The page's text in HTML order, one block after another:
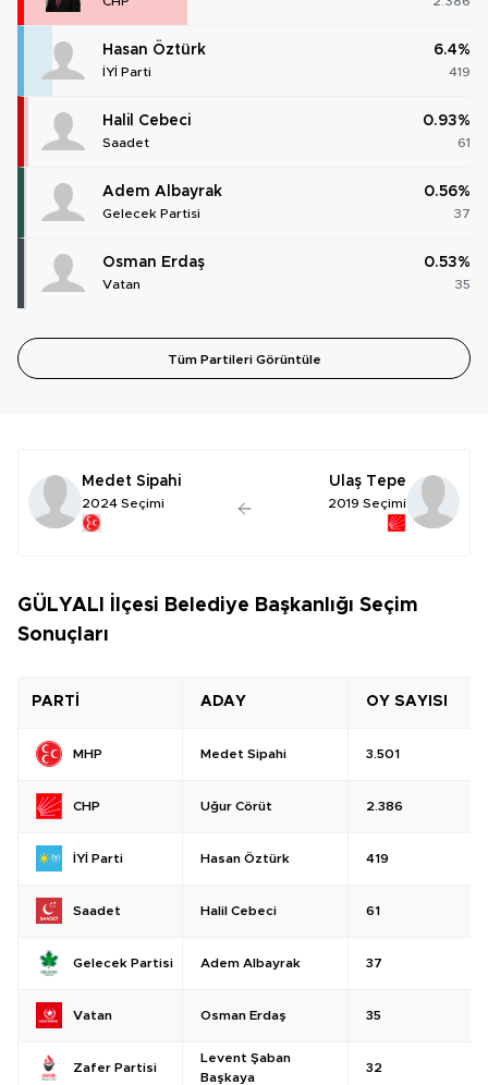
Hasan Öztürk
İYİ Parti
6.4%
419
Halil Cebeci
Saadet
0.93%
61
Adem Albayrak
Gelecek Partisi
0.56%
37
Osman Erdaş
Vatan
0.53%
35
Tüm Partileri Görüntüle
Medet Sipahi
2024 Seçimi
Ulaş Tepe
2019 Seçimi
GÜLYALI İlçesi Belediye Başkanlığı Seçim
Sonuçları
PARTİ ADAY OY SAYISI
MHP Medet Sipahi 3.501
CHP Uğur Cörüt 2.386
İYİ Parti Hasan Öztürk 419
Saadet Halil Cebeci 61
Gelecek Partisi Adem Albayrak 37
Vatan Osman Erdaş 35
Zafer Partisi
Levent Şaban
Başkaya
32